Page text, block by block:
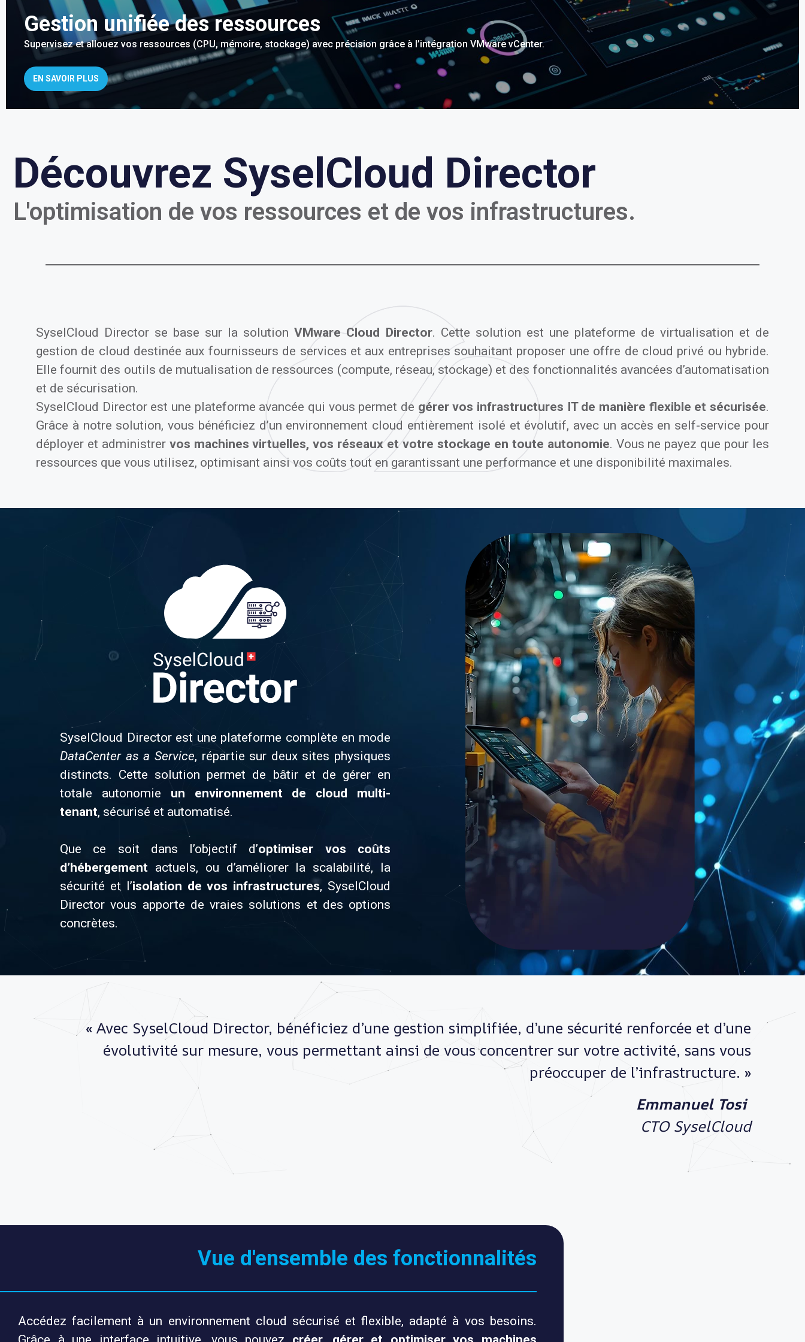
Gestion unifiée des ressources
Supervisez et allouez vos ressources (CPU, mémoire, stockage) avec précision grâce à l’intégration VMware vCenter.
EN SAVOIR PLUS
Découvrez SyselCloud Director
L'optimisation de vos ressources et de vos infrastructures.
SyselCloud Director se base sur la solutionVMware Cloud Director. Cette solution est une plateforme de virtualisation et de
gestion de cloud destinée aux fournisseurs de services et aux entreprises souhaitant proposer une offre de cloud privé ou hybride.
Elle fournit des outils de mutualisation de ressources (compute, réseau, stockage) et des fonctionnalités avancées d’automatisation
et de sécurisation.
SyselCloud Director est une plateforme avancée qui vous permet de gérer vos infrastructures IT de manière flexible et sécurisée.
Grâce à notre solution, vous bénéficiez d’un environnement cloud entièrement isolé et évolutif, avec un accès en self-service pour
déployer et administrer vos machines virtuelles, vos réseaux et votre stockage en toute autonomie. Vous ne payez que pour les
ressources que vous utilisez, optimisant ainsi vos coûts tout en garantissant une performance et une disponibilité maximales.
SyselCloud Director est une plateforme complète en mode
DataCenter as a Service, répartie sur deux sites physiques
distincts. Cette solution permet de bâtir et de gérer en
totale autonomie un environnement de cloud multi-
tenant, sécurisé et automatisé.
Que ce soit dans l’objectif d’optimiser vos coûts
d’hébergement actuels, ou d’améliorer la scalabilité, la
sécurité et l’isolation de vos infrastructures, SyselCloud
Director vous apporte de vraies solutions et des options
concrètes.
« Avec SyselCloud Director, bénéficiez d’une gestion simplifiée, d’une sécurité renforcée et d’une
évolutivité sur mesure, vous permettant ainsi de vous concentrer sur votre activité, sans vous
préoccuper de l’infrastructure. »
Emmanuel Tosi
CTO SyselCloud
Vue d'ensemble des fonctionnalités
Accédez facilement à un environnement cloud sécurisé et flexible, adapté à vos besoins.